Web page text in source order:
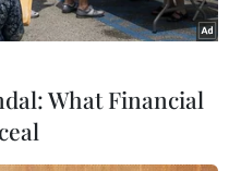
What Financial